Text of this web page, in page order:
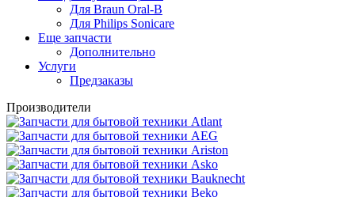
Для Braun Oral-B
Для Philips Sonicare
Еще запчасти
Дополнительно
Услуги
Предзаказы
Производители